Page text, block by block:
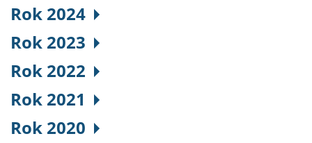
Rok 2024
Rok 2023
Rok 2022
Rok 2021
Rok 2020